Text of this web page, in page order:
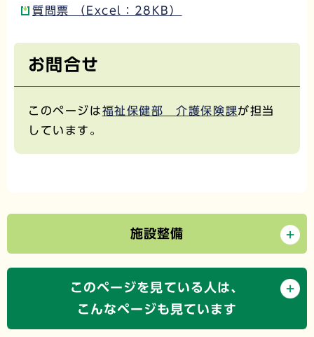
質問票 （Excel：28KB）
お問合せ
このページは福祉保健部 介護保険課が担当
しています。
施設整備
このページを見ている人は、
こんなページも見ています